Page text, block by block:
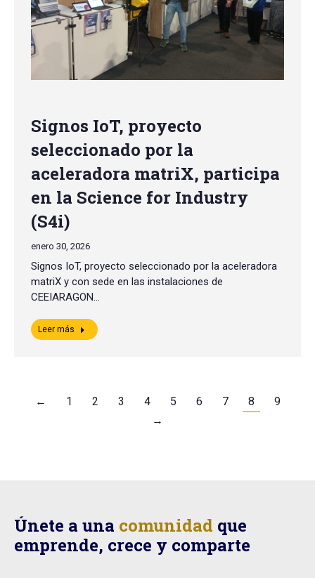
Signos IoT, proyecto
seleccionado por la
aceleradora matriX, participa
en la Science for Industry
(S4i)
enero 30, 2026
Signos IoT, proyecto seleccionado por la aceleradora
matriX y con sede en las instalaciones de
CEEIARAGON…
Leer más
← 1 2 3 4 5 6 7 8
9
→
Únete a una comunidad que
emprende, crece y comparte